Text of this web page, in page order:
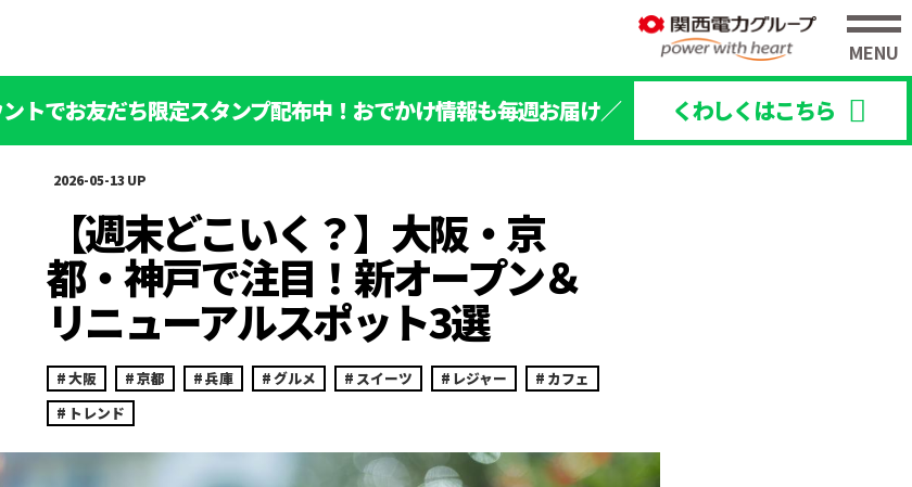
トでお友だち限定スタンプ配布中！おでかけ情報も毎週お届け／ くわしくはこちら
2026-05-13
【週末どこいく？】大阪・京
都・神戸で注目！新オープン＆
リニューアルスポット3選
大阪 京都 兵庫 グルメ スイーツ レジャー
カフェ
トレンド